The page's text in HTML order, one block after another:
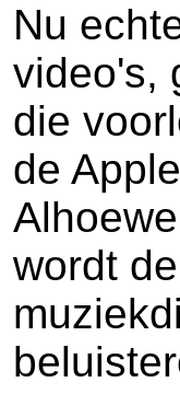
Nu
video's,
die
de
wordt